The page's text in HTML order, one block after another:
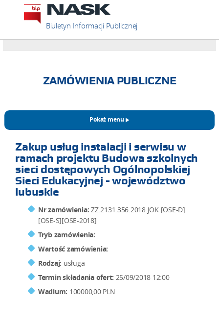
Biuletyn Informacji Publicznej
ZAMÓWIENIA PUBLICZNE
Pokaż menu
Zakup usług instalacji i serwisu w
ramach projektu Budowa szkolnych
sieci dostępowych Ogólnopolskiej
Sieci Edukacyjnej - województwo
lubuskie
Nr zamówienia: ZZ.2131.356.2018.JOK [OSE-D]
[OSE-S][OSE-2018]
Tryb zamówienia:
Wartość zamówienia:
Rodzaj: usługa
Termin składania ofert: 25/09/2018 12:00
Wadium: 100000,00 PLN